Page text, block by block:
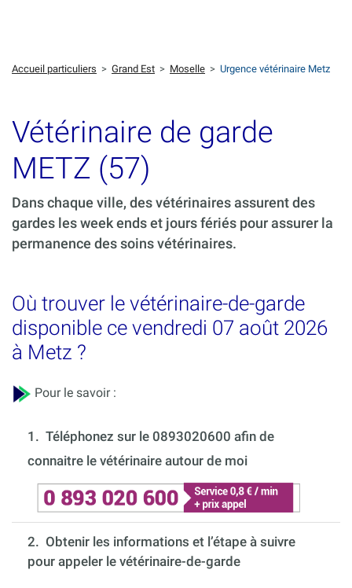
Accueil particuliers > Grand Est > Moselle > Urgence vétérinaire Metz
Vétérinaire de garde
METZ (57)
Dans chaque ville, des vétérinaires assurent des
gardes les week ends et jours fériés pour assurer la
permanence des soins vétérinaires.
Où trouver le vétérinaire-de-garde
disponible ce vendredi 07 août 2026
à Metz ?
Pour le savoir :
1. Téléphonez sur le 0893020600 afin de
connaitre le vétérinaire autour de moi
2. Obtenir les informations et l’étape à suivre
pour appeler le vétérinaire-de-garde